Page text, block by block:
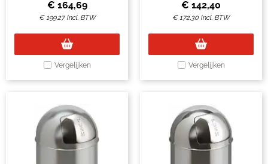
€ 164,69
€199,27 Incl. BTW
Vergelijken
€ 142,40
€172,30 Incl. BTW
Vergelijken